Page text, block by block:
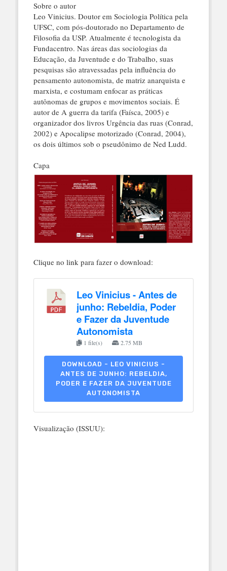
Sobre o autor
Leo Vinicius. Doutor em Sociologia Política pela
UFSC, com pós-doutorado no Departamento de
Filosofia da USP. Atualmente é tecnologista da
Fundacentro. Nas áreas das sociologias da
Educação, da Juventude e do Trabalho, suas
pesquisas são atravessadas pela influência do
pensamento autonomista, de matriz anarquista e
marxista, e costumam enfocar as práticas
autônomas de grupos e movimentos sociais. É
autor de A guerra da tarifa (Faísca, 2005) e
organizador dos livros Urgência das ruas (Conrad,
2002) e Apocalipse motorizado (Conrad, 2004),
os dois últimos sob o pseudônimo de Ned Ludd.
Capa
Clique no link para fazer o download:
Leo Vinicius - Antes de
junho: Rebeldia, Poder
e Fazer da Juventude
Autonomista
1 file(s) 2.75 MB
DOWNLOAD - LEO VINICIUS -
ANTES DE JUNHO: REBELDIA,
PODER E FAZER DA JUVENTUDE
AUTONOMISTA
Visualização (ISSUU):